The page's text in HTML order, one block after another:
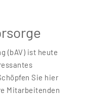
(bAV) ist heute
Sie hier
Mitarbeitenden